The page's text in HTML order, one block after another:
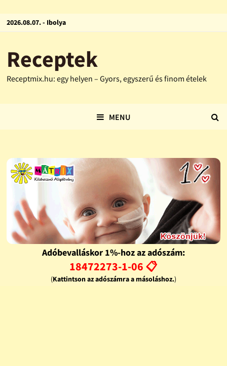
2026.08.07. - Ibolya
Receptek
Receptmix.hu: egy helyen – Gyors, egyszerű és finom ételek
MENU
Adóbevalláskor 1%-hoz az adószám:
18472273-1-06 📋
(Kattintson az adószámra a másoláshoz.)